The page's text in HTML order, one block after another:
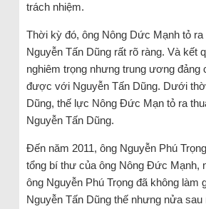
trách nhiệm.
Thời kỳ đó, ông Nông Dức Mạnh tỏ
Nguyễn Tấn Dũng rất rõ ràng. Và kết
nghiêm trọng nhưng trung ương đảng
được với Nguyễn Tấn Dũng. Dưới
Dũng, thế lực Nông Đức Mạn tỏ ra
Nguyễn Tấn Dũng.
Đến năm 2011, ông Nguyễn Phú
tổng bí thư của ông Nông Đức Mạnh,
ông Nguyễn Phú Trọng đã không làm
Nguyễn Tấn Dũng thế nhưng nửa